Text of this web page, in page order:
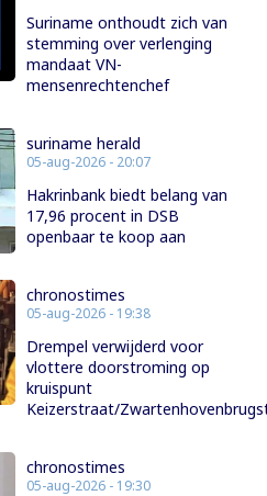
Suriname onthoudt zich van
stemming over verlenging
mandaat VN-
mensenrechtenchef
suriname herald
05-aug-2026 - 20:07
Hakrinbank biedt belang van
17,96 procent in DSB
openbaar te koop aan
chronostimes
05-aug-2026 - 19:38
Drempel verwijderd voor
vlottere doorstroming op
kruispunt
Keizerstraat/
chronostimes
05-aug-2026 - 19:30